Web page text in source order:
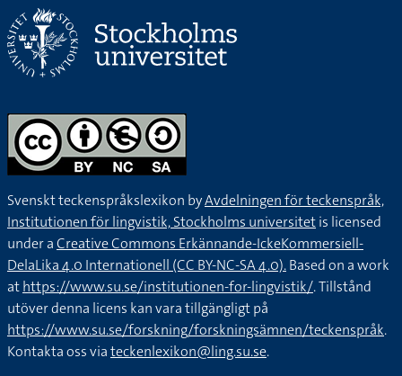
Svenskt teckenspråkslexikon byAvdelningen för teckenspråk,
Institutionen för lingvistik, Stockholms universitetis licensed
under aCreative Commons Erkännande-IckeKommersiell-
DelaLika 4.0 Internationell (CC BY-NC-SA 4.0).Based on a work
athttps://www.su.se/institutionen-for-lingvistik/. Tillstånd
utöver denna licens kan vara tillgängligt på
https://www.su.se/forskning/forskningsämnen/teckenspråk.
Kontakta oss viateckenlexikon@ling.su.se.